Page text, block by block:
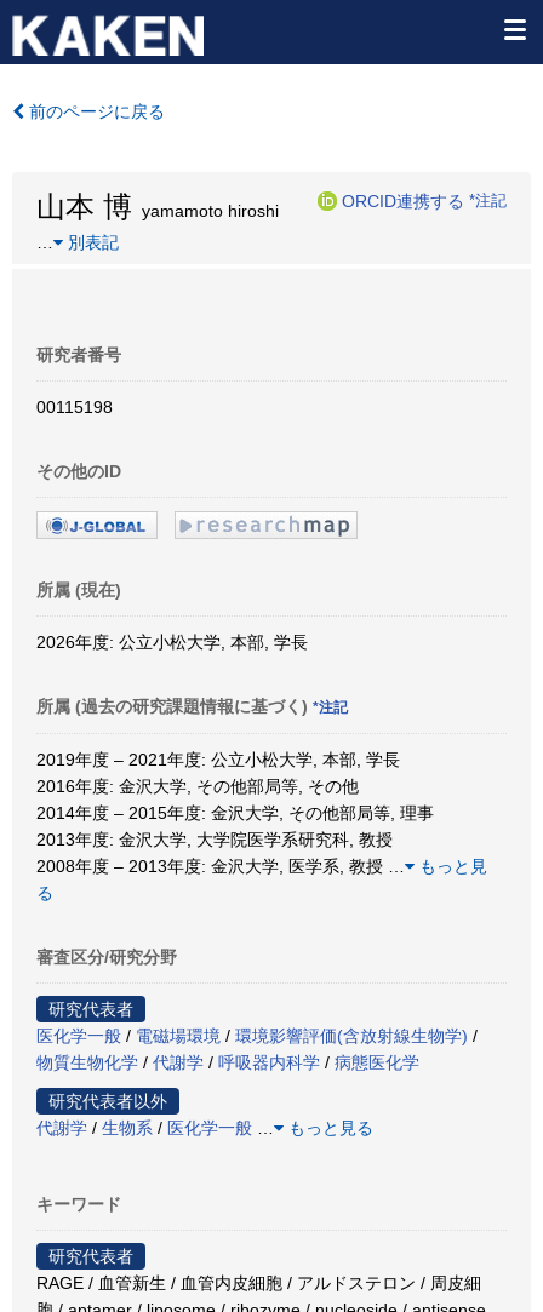
前のページに戻る
山本 博 yamamoto hiroshi
ORCID連携する *注記
別表記
研究者番号
00115198
その他のID
所属 (現在)
2026年度: 公立小松大学, 本部, 学長
所属 (過去の研究課題情報に基づく) *注記
2019年度 – 2021年度: 公立小松大学, 本部, 学長
2016年度: 金沢大学, その他部局等, その他
2014年度 – 2015年度: 金沢大学, その他部局等, 理事
2013年度: 金沢大学, 大学院医学系研究科, 教授
2008年度 – 2013年度: 金沢大学, 医学系, 教授
もっと見
る
審査区分/研究分野
研究代表者
医化学一般 / 電磁場環境 / 環境影響評価(含放射線生物学) /
物質生物化学 / 代謝学 / 呼吸器内科学 / 病態医化学
研究代表者以外
代謝学 / 生物系 / 医化学一般 もっと見る
キーワード
研究代表者
RAGE / 血管新生 / 血管内皮細胞 / アルドステロン / 周皮細